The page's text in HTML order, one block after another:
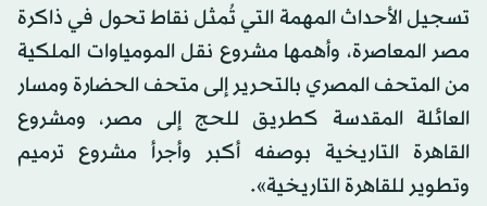
تسجيل الأحداث المهمة التي تُمثل نقاط تحول في ذاكرة
مصر المعاصرة، وأهمها مشروع نقل المومياوات الملكية
من المتحف المصري بالتحرير إلى متحف الحضارة ومسار
العائلة المقدسة كطريق للحج إلى مصر، ومشروع
القاهرة التاريخية بوصفه أكبر وأجرأ مشروع ترميم
وتطوير للقاهرة التاريخية».